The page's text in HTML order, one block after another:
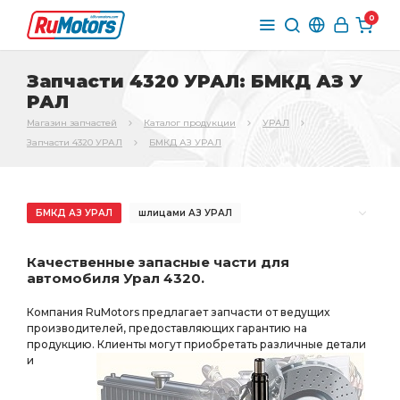
0
Запчасти 4320 УРАЛ: БМКД АЗ У
РАЛ
Магазин запчастей Каталог продукции
УРАЛ
Запчасти 4320 УРАЛ
БМКД АЗ УРАЛ
БМКД АЗ УРАЛ шлицами АЗ УРАЛ
РЕДУКТОР СРЕДНЕГО РЕДУКТОР СРЕДНЕГО МОСТА
торц. шлицами пневмотормоза АЗ УРАЛ
необходимы ПД АЗ УРАЛ торц. шлицами АЗ УРАЛ
i=7.49 49 зуб МОСТА i=7.49 фланец с торцевыми
Качественные запасные части для
автомобиля Урал 4320.
Компания RuMotors предлагает запчасти от ведущих
производителей, предоставляющих гарантию на
продукцию. Клиенты могут приобретать различные детали
и